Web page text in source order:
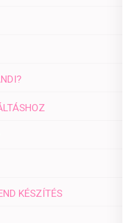
KÉSZÍTÉS